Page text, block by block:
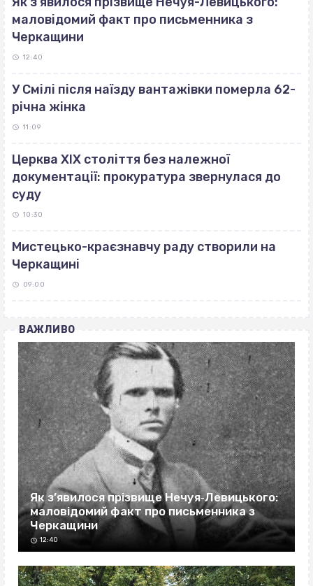
маловідомий факт про письменника з
Черкащини
12:40
У Смілі після наїзду вантажівки померла 62-
річна жінка
11:09
Церква ХІХ століття без належної
документації: прокуратура звернулася до
суду
10:30
Мистецько-краєзнавчу раду створили на
Черкащині
09:00
ВАЖЛИВО
Як з’явилося прізвище Нечуя‐Левицького:
маловідомий факт про письменника з
Черкащини
12:40